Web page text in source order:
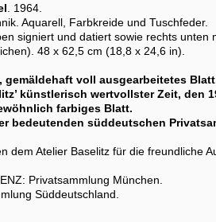
. 1964.
Aquarell, Farbkreide und Tuschfeder.
signiert und datiert sowie rechts
48 x 62,5 cm (18,8 x 24,6 in).
gemäldehaft voll ausgearbeitetes
künstlerisch wertvollster Zeit, den
farbiges Blatt.
bedeutenden süddeutschen
dem Atelier Baselitz für die freundliche
Privatsammlung München.
Süddeutschland.